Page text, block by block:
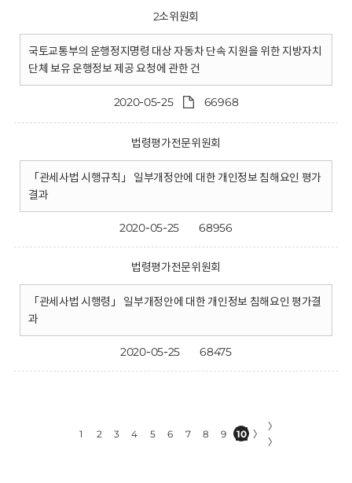
2소위원회
국토교통부의 운행정지명령 대상 자동차 단속 지원을 위한 지방자치
단체 보유 운행정보 제공 요청에 관한 건
2020-05-25 66968
법령평가전문위원회
「관세사법 시행규칙」 일부개정안에 대한 개인정보 침해요인 평가
결과
2020-05-25 68956
법령평가전문위원회
「관세사법 시행령」 일부개정안에 대한 개인정보 침해요인 평가결
과
2020-05-25 68475
1 2 3 4 5 6 7 8 9 10 〉
〉
〉